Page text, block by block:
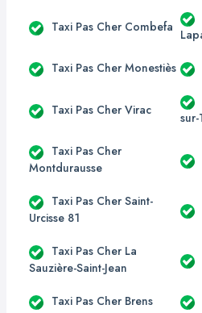
Taxi Pas Cher Combefa
Taxi Pas Cher Monestiès
Taxi Pas Cher Virac
sur-
Taxi Pas Cher
Montdurausse
Taxi Pas Cher Saint-
Urcisse 81
Taxi Pas Cher La
Sauzière-Saint-Jean
Taxi Pas Cher Brens